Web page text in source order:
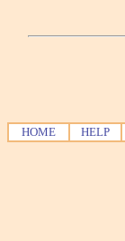
HOME HELP